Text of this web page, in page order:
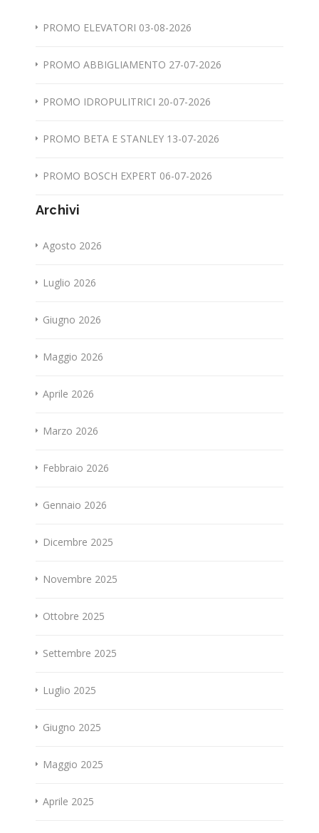
PROMO ELEVATORI 03-08-2026
PROMO ABBIGLIAMENTO 27-07-2026
PROMO IDROPULITRICI 20-07-2026
PROMO BETA E STANLEY 13-07-2026
PROMO BOSCH EXPERT 06-07-2026
Archivi
Agosto 2026
Luglio 2026
Giugno 2026
Maggio 2026
Aprile 2026
Marzo 2026
Febbraio 2026
Gennaio 2026
Dicembre 2025
Novembre 2025
Ottobre 2025
Settembre 2025
Luglio 2025
Giugno 2025
Maggio 2025
Aprile 2025